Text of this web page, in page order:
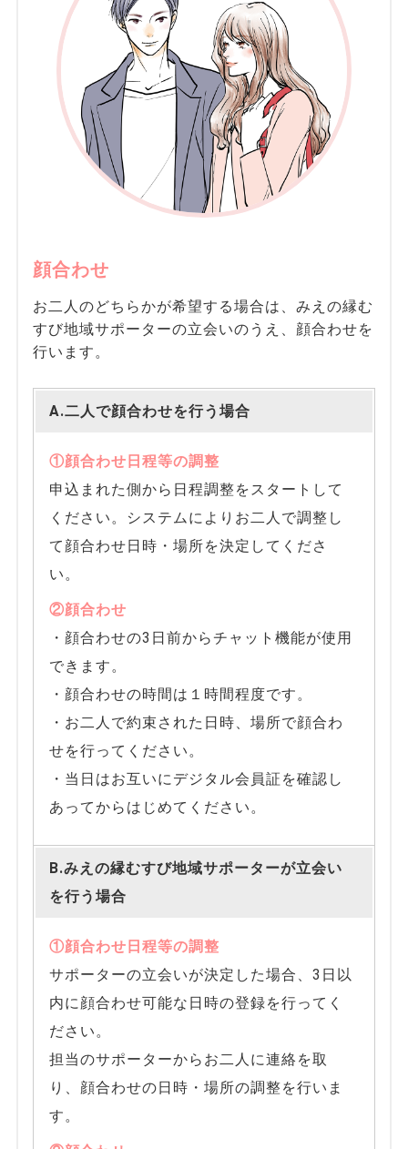
顔合わせ
お二人のどちらかが希望する場合は、みえの縁む
すび地域サポーターの立会いのうえ、顔合わせを
行います。
A.二人で顔合わせを行う場合
①顔合わせ日程等の調整
申込まれた側から日程調整をスタートして
ください。システムによりお二人で調整し
て顔合わせ日時・場所を決定してくださ
い。
②顔合わせ
・顔合わせの3日前からチャット機能が使用
できます。
・顔合わせの時間は１時間程度です。
・お二人で約束された日時、場所で顔合わ
せを行ってください。
・当日はお互いにデジタル会員証を確認し
あってからはじめてください。
B.みえの縁むすび地域サポーターが立会い
を行う場合
①顔合わせ日程等の調整
サポーターの立会いが決定した場合、3日以
内に顔合わせ可能な日時の登録を行ってく
ださい。
担当のサポーターからお二人に連絡を取
り、顔合わせの日時・場所の調整を行いま
す。